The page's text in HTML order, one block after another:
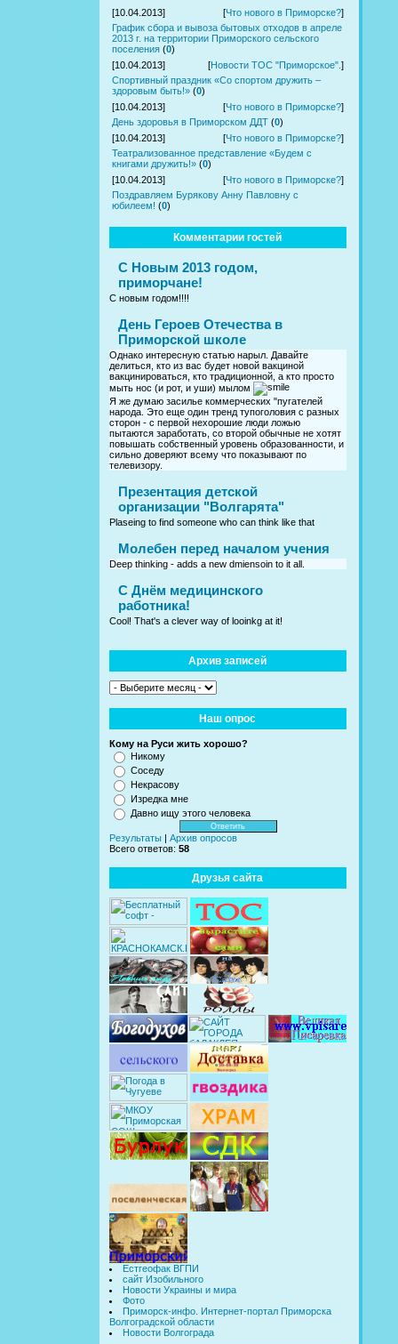
[10.04.2013] [Что нового в Приморске?]
График сбора и вывоза бытовых отходов в апреле
2013 г. на территории Приморского сельского
поселения (0)
[10.04.2013]
[Новости ТОС "Приморское". ]
Спортивный праздник «Со спортом дружить –
здоровым быть!» (0)
[10.04.2013]
[Что нового в Приморске?]
День здоровья в Приморском ДДТ (0)
[10.04.2013]
[Что нового в Приморске?]
Театрализованное представление «Будем с
книгами дружить!» (0)
[10.04.2013]
[Что нового в Приморске?]
Поздравляем Бурякову Анну Павловну с
юбилеем! (0)
Комментарии гостей
С Новым 2013 годом,
приморчане!
С новым годом!!!!
День Героев Отечества в
Приморской школе
Однако интересную статью нарыл. Давайте
делиться, кто из вас будет новой вакциной
вакцинироваться, кто традиционной, а кто просто
мыть нос (и рот, и уши) мылом
Я же думаю засилье коммерческих "пугателей
народа. Это еще один тренд тупоголовия с разных
сторон - с первой нехорошие люди ложью
пытаются заработать, со второй обычные не хотят
повышать собственный уровень образованности, и
сильно доверяют всему что показывают по
телевизору.
Презентация детской
организации "Волгарята"
Plaseing to find someone who can think like that
Молебен перед началом учения
Deep thinking - adds a new dmiensoin to it all.
C Днём медицинского
работника!
Cool! That's a clever way of looinkg at it!
Архив записей
Наш опрос
Кому на Руси жить хорошо?
Никому
Соседу
Некрасову
Изредка мне
Давно ищу этого человека
Результаты
Архив опросов
Всего ответов: 58
Друзья сайта
Естгеофак ВГПИ
сайт Изобильного
Новости Украины и мира
Фото
Приморск-инфо. Интернет-портал Приморска
Волгоградской области
Новости Волгограда